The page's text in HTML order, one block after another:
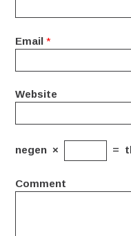
Email *
Website
negen × =
Comment